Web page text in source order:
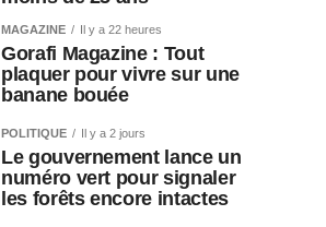
MAGAZINE Il y a 22 heures
Gorafi Magazine : Tout
plaquer pour vivre sur une
banane bouée
POLITIQUE Il y a 2 jours
Le gouvernement lance un
numéro vert pour signaler
les forêts encore intactes